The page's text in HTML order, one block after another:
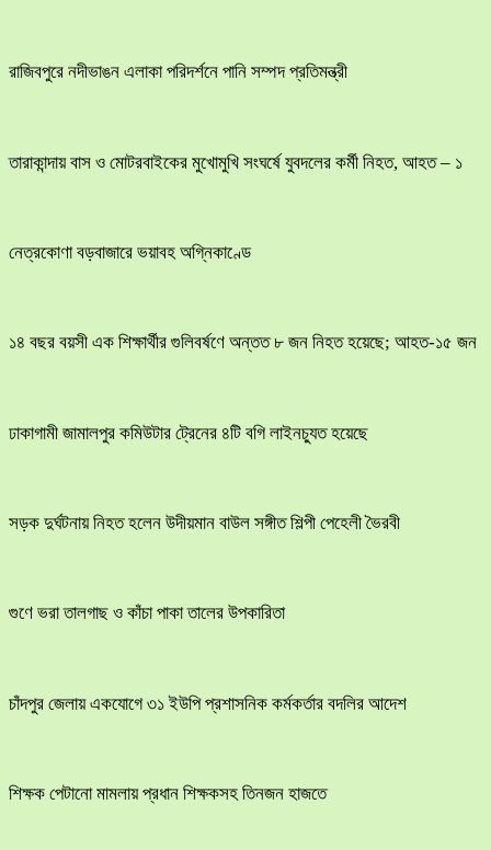
রাজিবপুরে নদীভাঙন এলাকা পরিদর্শনে পানি সম্পদ প্রতিমন্ত্রী
তারাকান্দায় বাস ও মোটরবাইকের মুখোমুখি সংঘর্ষে যুবদলের কর্মী নিহত, আহত – ১
নেত্রকোণা বড়বাজারে ভয়াবহ অগ্নিকাণ্ডে
১৪ বছর বয়সী এক শিক্ষার্থীর গুলিবর্ষণে অন্তত ৮ জন নিহত হয়েছে; আহত-১৫ জন
ঢাকাগামী জামালপুর কমিউটার ট্রেনের ৪টি বগি লাইনচ্যুত হয়েছে
সড়ক দুর্ঘটনায় নিহত হলেন উদীয়মান বাউল সঙ্গীত শিল্পী পেহেলী ভৈরবী
গুণে ভরা তালগাছ ও কাঁচা পাকা তালের উপকারিতা
চাঁদপুর জেলায় একযোগে ৩১ ইউপি প্রশাসনিক কর্মকর্তার বদলির আদেশ
শিক্ষক পেটানো মামলায় প্রধান শিক্ষকসহ তিনজন হাজতে